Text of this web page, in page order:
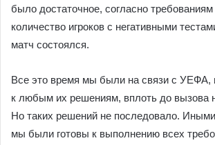
было достаточное, согласно требованиям
количество игроков с негативными
матч состоялся.
Все это время мы были на связи с УЕФА,
к любым их решениям, вплоть до вызова
Но таких решений не последовало.
мы были готовы к выполнению всех